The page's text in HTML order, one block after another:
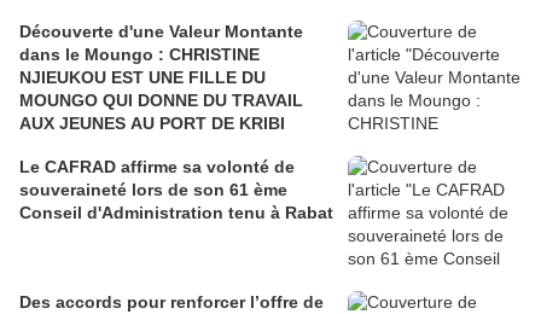
Découverte d'une Valeur Montante
dans le Moungo : CHRISTINE
NJIEUKOU EST UNE FILLE DU
MOUNGO QUI DONNE DU TRAVAIL
AUX JEUNES AU PORT DE KRIBI
Le CAFRAD affirme sa volonté de
souveraineté lors de son 61 ème
Conseil d'Administration tenu à Rabat
Des accords pour renforcer l’offre de